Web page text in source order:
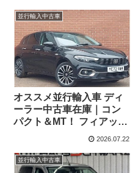
ス 1.0VVT-i CVT 左ハンド
ル
並行輸入中古車
オススメ並行輸入車 ディ
ーラー中古車在庫｜コン
パクト＆MT！ フィアット
ティーポ 1.0 Life 5Dr 5MT
2026.07.22
並行輸入中古車